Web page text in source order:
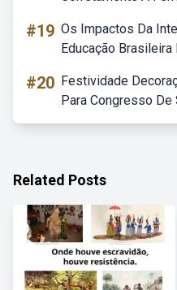
#19 Os Impactos Da
Educação Brasileira
#20 Festividade
Para Congresso De
Related Posts